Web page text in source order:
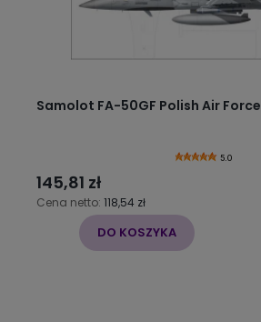
Samolot FA-50GF Polish Air Force
5.0
145,81 zł
Cena netto: 118,54 zł
DO KOSZYKA